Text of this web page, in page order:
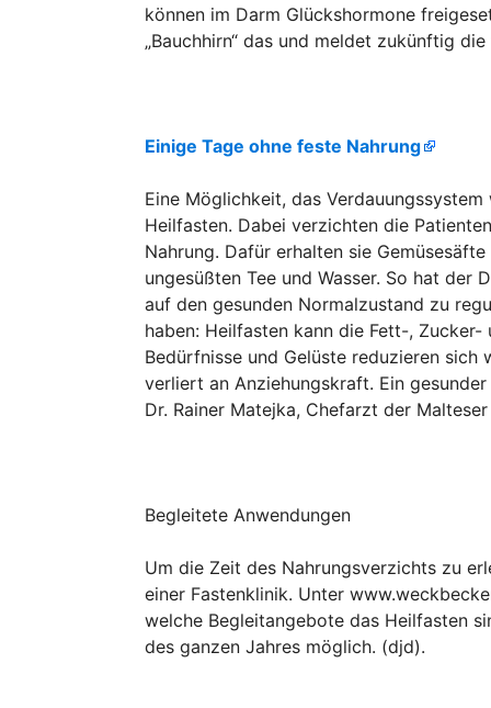
können im Darm Glückshormone
„Bauchhirn“ das und meldet zukünftig
Einige Tage ohne feste Nahrung
Eine Möglichkeit, das
Heilfasten. Dabei verzichten die
Nahrung. Dafür erhalten sie
ungesüßten Tee und Wasser. So hat der
auf den gesunden Normalzustand zu
haben: Heilfasten kann die Fett-,
Bedürfnisse und Gelüste reduzieren sich
verliert an Anziehungskraft. Ein
Dr. Rainer Matejka, Chefarzt der
Begleitete Anwendungen
Um die Zeit des Nahrungsverzichts zu
einer Fastenklinik. Unter
welche Begleitangebote das Heilfasten
des ganzen Jahres möglich. (djd).